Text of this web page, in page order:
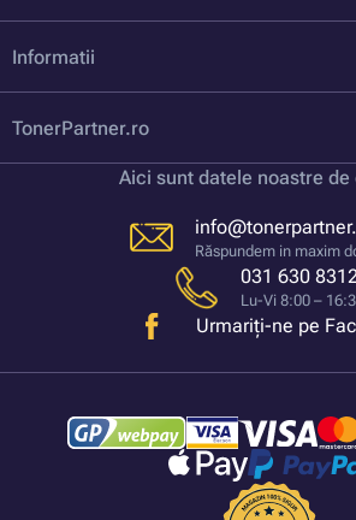
Informatii
TonerPartner.ro
Aici sunt datele noastre
Răspundem in maxim
031 630
Lu-Vi 8:00 –
Urmariți-ne pe